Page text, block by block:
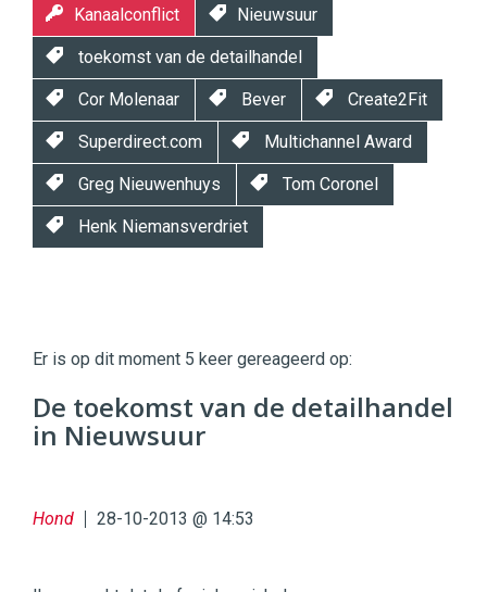
Kanaalconflict Nieuwsuur
toekomst van de detailhandel
Cor Molenaar Bever Create2Fit
Superdirect.com Multichannel Award
Greg Nieuwenhuys Tom Coronel
Henk Niemansverdriet
|
Digital
Commerce https://twinklemagazine.nl
96 54
Er is op dit moment 5 keer gereageerd op:
De toekomst van de detailhandel
in Nieuwsuur
Hond 28-10-2013 @ 14:53